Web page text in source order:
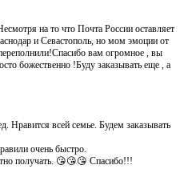
на то что Почта России оставляет
и Севастополь, но мом эмоции от
вам огромное , вы
божественно !Буду заказывать еще , а
Нравится всей семье. Будем заказывать
очень быстро.
получать. 😘😘😘 Спасибо!!!